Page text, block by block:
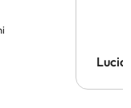
Lucia